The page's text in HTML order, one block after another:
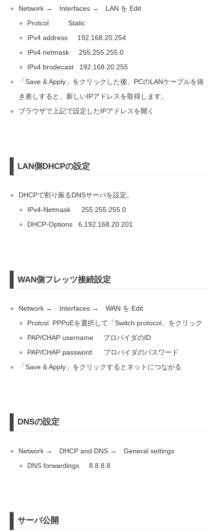
Network → Interfaces → LAN を Edit
Protcol Static
IPv4 address 192.168.20.254
IPv4 netmask 255.255.255.0
IPv4 brodecast 192.168.20.255
「Save & Apply」をクリックした後、PCのLANケーブルを抜
き差しすると、新しいIPアドレスを取得します。
ブラウザで上記で設定したIPアドレスを開く
LAN側DHCPの設定
DHCPで割り振るDNSサーバを設定。
IPv4-Netmask 255.255.255.0
DHCP-Options 6,192.168.20.201
WAN側フレッツ接続設定
Network → Interfaces → WAN を Edit
Protcol PPPoEを選択して「Switch protocol」をクリック
PAP/CHAP username プロバイダのID
PAP/CHAP password プロバイダのパスワード
「Save & Apply」をクリックするとネットにつながる
DNSの設定
Network → DHCP and DNS → General settings
DNS forwardings 8.8.8.8
サーバ公開